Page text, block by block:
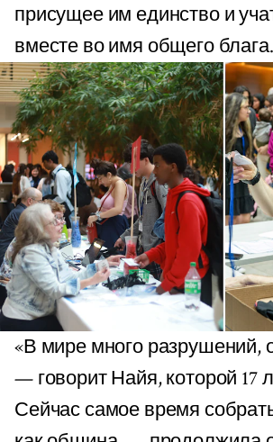
присущее им единство и
вместе во имя общего блага.
«В мире много разрушений,
— говорит Найя, которой 17
Сейчас самое время